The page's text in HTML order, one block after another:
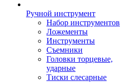
Ручной инструмент
Набор инструментов
Ложементы
Инструменты
Съемники
Головки торцевые,
ударные
Тиски слесарные